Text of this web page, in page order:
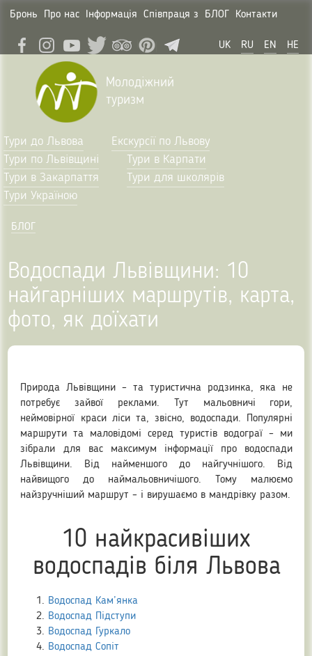
Бронь Про нас Інформація Співпраця з БЛОГ Контакти
UK RU EN HE
Молодіжний
туризм
Тури до Львова
Екскурсії по Львову
Тури по Львівщині
Тури в Карпати
Тури в Закарпаття
Тури для школярів
Тури Україною
БЛОГ
Водоспади Львівщини: 10
найгарніших маршрутів, карта,
фото, як доїхати
Природа Львівщини – та туристична родзинка, яка не
потребує зайвої реклами. Тут мальовничі гори,
неймовірної краси ліси та, звісно, водоспади. Популярні
маршрути та маловідомі серед туристів водограї – ми
зібрали для вас максимум інформації про водоспади
Львівщини. Від найменшого до найгучнішого. Від
найвищого до наймальовничішого. Тому малюємо
найзручніший маршрут – і вирушаємо в мандрівку разом.
10 найкрасивіших
водоспадів біля Львова
Водоспад Кам’янка
Водоспад Підступи
Водоспад Гуркало
Водоспад Сопіт